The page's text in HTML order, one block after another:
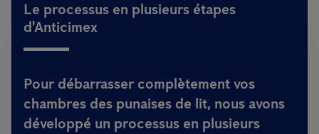
Le processus en plusieurs étapes
d'Anticimex
Pour débarrasser complètement vos
chambres des punaises de lit, nous avons
développé un processus en plusieurs